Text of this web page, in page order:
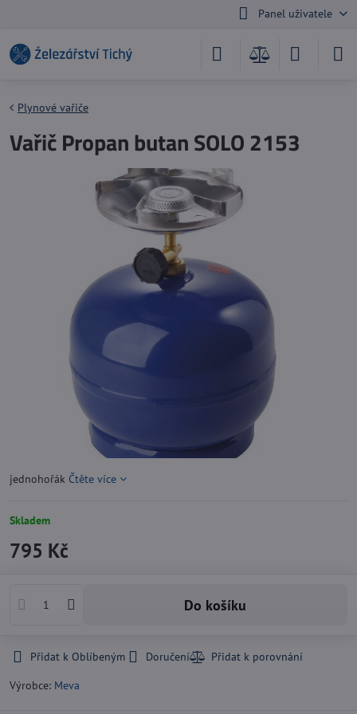
Panel uživatele
Plynové vařiče
Vařič Propan butan SOLO 2153
jednohořák Čtěte více
Skladem
795 Kč
Do košíku
Přidat k Oblíbeným
Doručení
Výrobce: Meva